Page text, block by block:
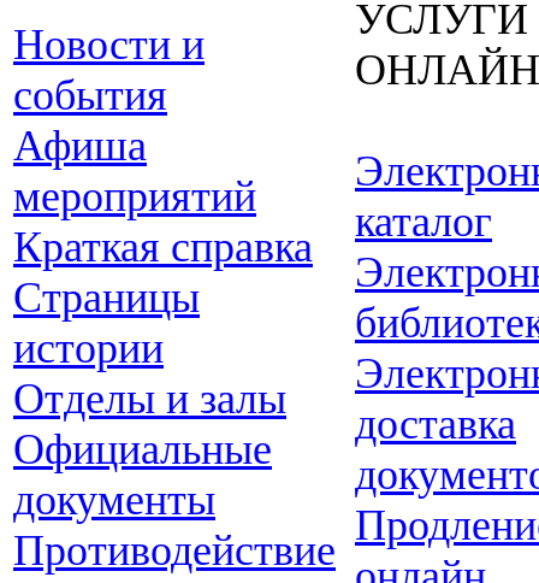
Новости и
события
Афиша
мероприятий
Краткая справка
Страницы
истории
Отделы и залы
Официальные
документы
Противодействие
УСЛУГИ
ОНЛАЙН
каталог
доставка